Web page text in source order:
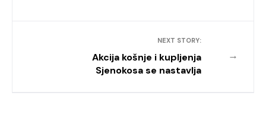
→
NEXT STORY:
Akcija košnje i kupljenja
Sjenokosa se nastavlja